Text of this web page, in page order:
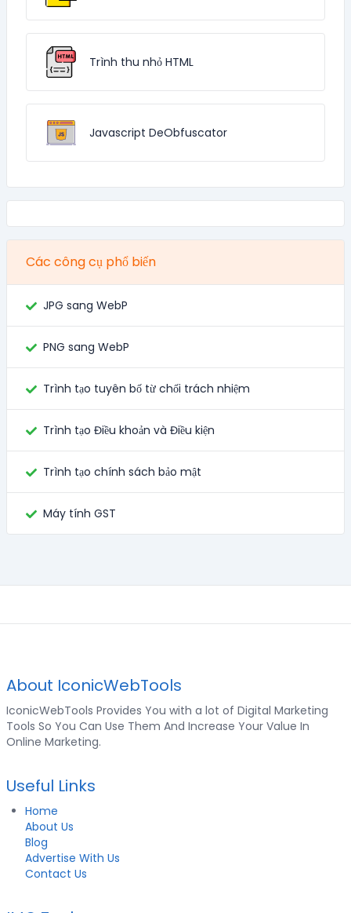
Trình thu nhỏ HTML
Javascript DeObfuscator
Các công cụ phổ biến
JPG sang WebP
PNG sang WebP
Trình tạo tuyên bố từ chối trách nhiệm
Trình tạo Điều khoản và Điều kiện
Trình tạo chính sách bảo mật
Máy tính GST
About IconicWebTools
IconicWebTools Provides You with a lot of Digital Marketing
Tools So You Can Use Them And Increase Your Value In
Online Marketing.
Useful Links
Home
About Us
Blog
Advertise With Us
Contact Us